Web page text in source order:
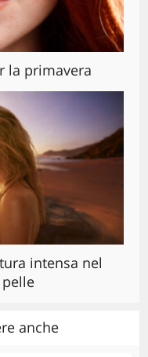
la primavera
intensa nel
anche